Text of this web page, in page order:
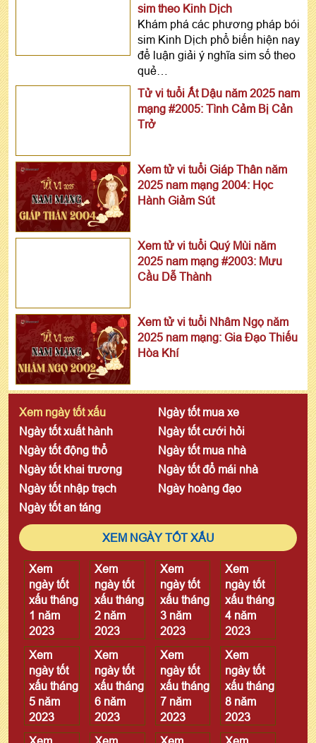
sim theo Kinh Dịch
Khám phá các phương pháp bói
sim Kinh Dịch phổ biến hiện nay
để luận giải ý nghĩa sim số theo
quẻ…
Tử vi tuổi Ất Dậu năm 2025 nam
mạng #2005: Tình Cảm Bị Cản
Trở
Xem tử vi tuổi Giáp Thân năm
2025 nam mạng 2004: Học
Hành Giảm Sút
Xem tử vi tuổi Quý Mùi năm
2025 nam mạng #2003: Mưu
Cầu Dễ Thành
Xem tử vi tuổi Nhâm Ngọ năm
2025 nam mạng: Gia Đạo Thiếu
Hòa Khí
Xem ngày tốt xấu
Ngày tốt mua xe
Ngày tốt xuất hành
Ngày tốt cưới hỏi
Ngày tốt động thổ
Ngày tốt mua nhà
Ngày tốt khai trương
Ngày tốt đổ mái nhà
Ngày tốt nhập trạch
Ngày hoàng đạo
Ngày tốt an táng
XEM NGÀY TỐT XẤU
Xem
ngày tốt
xấu tháng
1 năm
2023
Xem
ngày tốt
xấu tháng
2 năm
2023
Xem
ngày tốt
xấu tháng
3 năm
2023
Xem
ngày tốt
xấu tháng
4 năm
2023
Xem
ngày tốt
xấu tháng
5 năm
2023
Xem
ngày tốt
xấu tháng
6 năm
2023
Xem
ngày tốt
xấu tháng
7 năm
2023
Xem
ngày tốt
xấu tháng
8 năm
2023